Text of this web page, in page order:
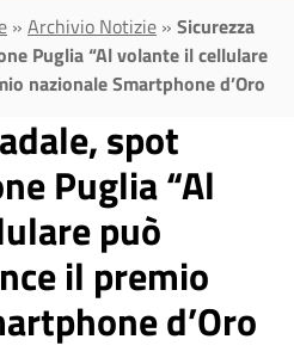
» Archivio Notizie » Sicurezza
Puglia “Al volante il cellulare
nazionale Smartphone d’Oro
spot
Puglia “Al
può
il premio
d’Oro